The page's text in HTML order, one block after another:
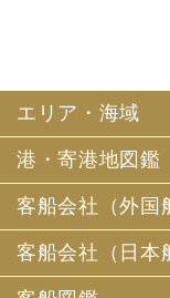
います。）は、お
だいた個人情報
ていただくほか、
て運送・宿泊機
約書面に記載され
配及びそれらのサ
きます。
その他、当社は、
(1) 当社及び当社
エリア・海域
港・寄港地図鑑
客船会社（外国
客船会社（日本